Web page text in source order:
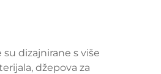
dizajnirane s više
džepova za